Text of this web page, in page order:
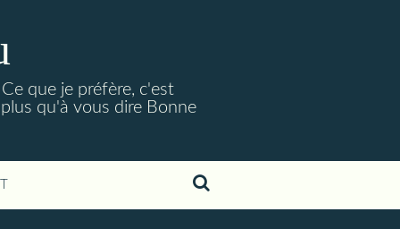
que je préfère, c'est
qu'à vous dire Bonne